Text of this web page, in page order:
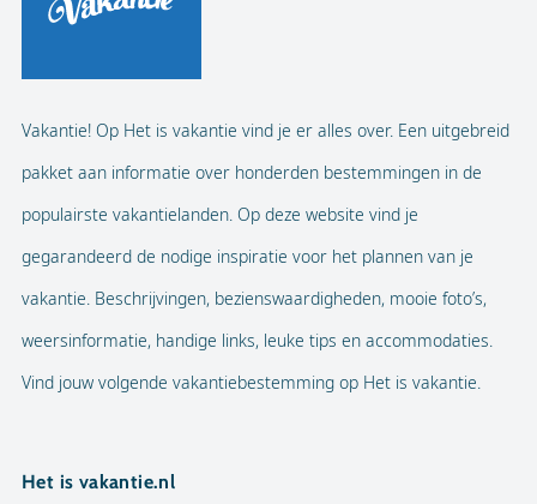
Vakantie! Op Het is vakantie vind je er alles over. Een uitgebreid
pakket aan informatie over honderden bestemmingen in de
populairste vakantielanden. Op deze website vind je
gegarandeerd de nodige inspiratie voor het plannen van je
vakantie. Beschrijvingen, bezienswaardigheden, mooie foto’s,
weersinformatie, handige links, leuke tips en accommodaties.
Vind jouw volgende vakantiebestemming op Het is vakantie.
Het is vakantie.nl